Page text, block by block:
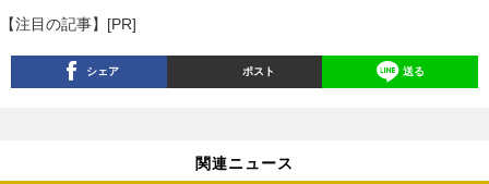
【注目の記事】[PR]
シェア ポスト 送る
関連ニュース